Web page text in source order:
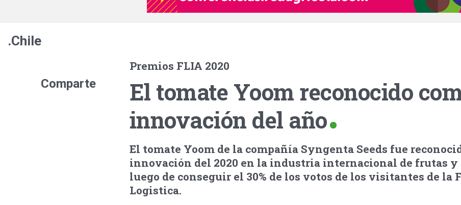
.Chile
Comparte
Premios FLIA 2020
El tomate Yoom reconocido
innovación del año
El tomate Yoom de la compañía Syngenta Seeds fue
innovación del 2020 en la industria internacional de frutas y
luego de conseguir el 30% de los votos de los visitantes de la
Logistica.